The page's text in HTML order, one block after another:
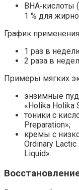
BHA‑кислоты
1 % для
График
1 раз в
2 раза в
Примеры мягких
энзимные
«Holika Holika
тоники с
Preparation»;
кремы с
Ordinary
Liquid».